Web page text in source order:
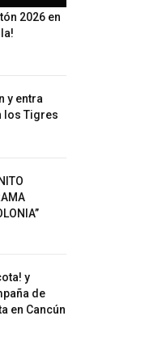
2026 en
y entra
los Tigres
y
de
en Cancún